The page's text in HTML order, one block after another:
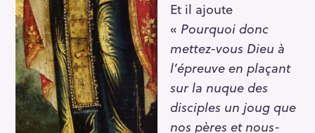
Et il ajoute
« Pourquoi donc
mettez-vous Dieu à
l’épreuve en plaçant
sur la nuque des
disciples un joug que
nos pères et nous-